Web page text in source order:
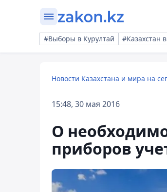
#Выборы в Курултай #Казахстан
Новости Казахстана и мира на
15:48, 30 мая 2016
О
приборов